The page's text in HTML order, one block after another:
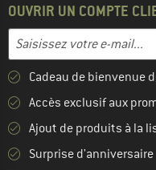
OUVRIR UN COMPTE
Adresse e-mail
Entrez votre adresse e-
Cadeau de bienvenue
Accès exclusif aux
Ajout de produits à la
Surprise d'anniversaire